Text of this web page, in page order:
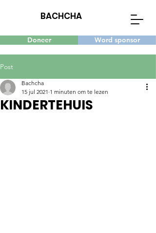
BACHCHA
Doneer Word sponsor
Post
KINDERTEHUIS
Bachcha
15 jul 2021 1 minuten om te lezen